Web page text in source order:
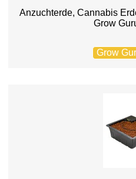
Anzuchterde, Cannabis
Grow
Grow